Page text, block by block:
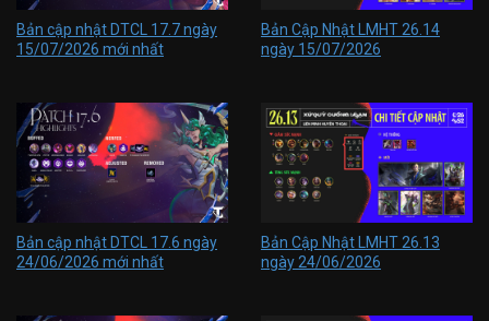
Bản cập nhật DTCL 17.7 ngày
15/07/2026 mới nhất
Bản Cập Nhật LMHT 26.14
ngày 15/07/2026
Bản cập nhật DTCL 17.6 ngày
24/06/2026 mới nhất
Bản Cập Nhật LMHT 26.13
ngày 24/06/2026